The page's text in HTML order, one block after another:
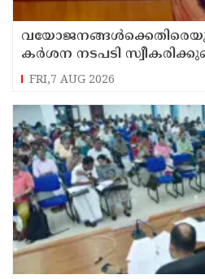
കർശന നടപടി
FRI,7 AUG 2026